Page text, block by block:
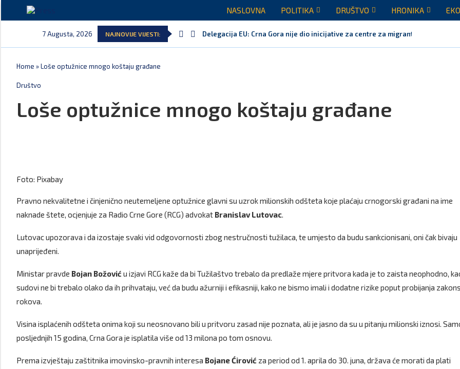
NASLOVNA POLITIKA DRUŠTVO HRONIKA
7 Augusta, 2026 NAJNOVIJE VIJESTI: Delegacija EU: Crna Gora nije dio inicijative za centre za migrante,...
Home »Loše optužnice mnogo koštaju građane
Društvo
Loše optužnice mnogo koštaju građane
Foto: Pixabay
Pravno nekvalitetne i činjenično neutemeljene optužnice glavni su uzrok milionskih odšteta koje plaćaju crnogorski građani na ime
naknade štete, ocjenjuje za Radio Crne Gore (RCG) advokatBranislav Lutovac.
Lutovac upozorava i da izostaje svaki vid odgovornosti zbog nestručnosti tužilaca, te umjesto da budu sankcionisani, oni čak bivaju
unaprijeđeni.
Ministar pravde Bojan Božović u izjavi RCG kaže da bi Tužilaštvo trebalo da predlaže mjere pritvora kada je to zaista neophodno,
sudovi ne bi trebalo olako da ih prihvataju, već da budu ažurniji i efikasniji, kako ne bismo imali i dodatne rizike poput probijanja
rokova.
Visina isplaćenih odšteta onima koji su neosnovano bili u pritvoru zasad nije poznata, ali je jasno da su u pitanju milionski iznosi.
posljednjih 15 godina, Crna Gora je isplatila više od 13 milona po tom osnovu.
Prema izvještaju zaštitnika imovinsko-pravnih interesa Bojane Ćirović za period od 1. aprila do 30. juna, država će morati da plati